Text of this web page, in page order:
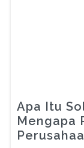
Apa Itu
Mengapa